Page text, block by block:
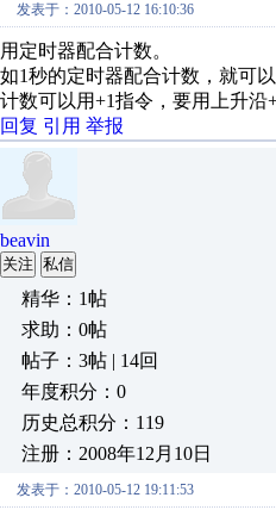
发表于：2010-05-12 16:10:36
用定时器配合计数。
如1秒的定时器配合计数，就可以
计数可以用+1指令，要用上升沿
回复 引用 举报
beavin
关注 私信
精华：1帖
求助：0帖
帖子：3帖 | 14回
年度积分：0
历史总积分：119
注册：2008年12月10日
发表于：2010-05-12 19:11:53